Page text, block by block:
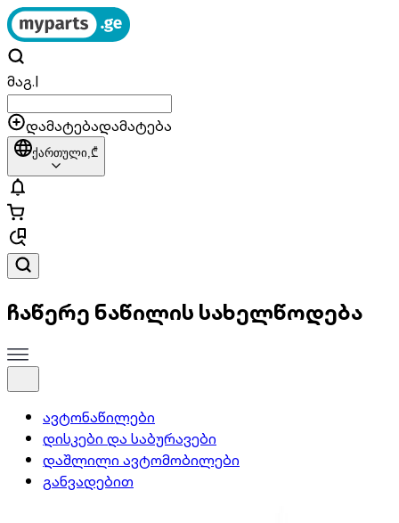
მაგ.|
დამატებადამატება
ქართული,₾
ჩაწერე ნაწილის სახელწოდება
ავტონაწილები
დისკები და საბურავები
დაშლილი ავტომობილები
განვადებით